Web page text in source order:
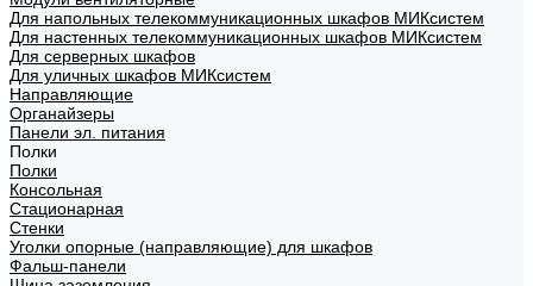
Для напольных телекоммуникационных шкафов МИКсистем
Для настенных телекоммуникационных шкафов МИКсистем
Для серверных шкафов
Для уличных шкафов МИКсистем
Направляющие
Органайзеры
Панели эл. питания
Полки
Полки
Консольная
Стационарная
Стенки
Уголки опорные (направляющие) для шкафов
Фальш-панели